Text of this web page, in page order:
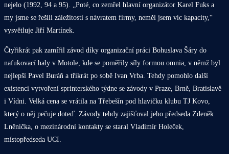
nejelo (1992, 94 a 95). „Poté, co zemřel hlavní organizátor Karel Fuks a
my jsme se řešili záležitosti s návratem firmy, neměl jsem víc kapacity,“
vysvětluje Jiří Martínek.
Čtyřikrát pak zamířil závod díky organizační práci Bohuslava Šáry do
nafukovací haly v Motole, kde se poměřily síly formou omnia, v němž byl
nejlepší Pavel Buráň a třikrát po sobě Ivan Vrba. Tehdy pomohlo další
existenci vytvoření sprinterského týdne se závody v Praze, Brně, Bratislavě
i Vídni. Velká cena se vrátila na Třebešín pod hlavičku klubu TJ Kovo,
který o něj pečuje doteď. Závody tehdy zajišťoval jeho předseda Zdeněk
Lněnička, o mezinárodní kontakty se staral Vladimír Holeček,
místopředseda UCI.